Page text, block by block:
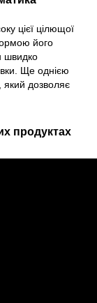
цієї цілющої
його
швидко
Ще однією
який дозволяє
продуктах